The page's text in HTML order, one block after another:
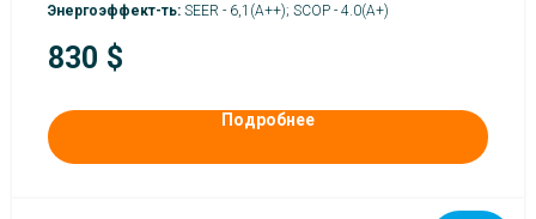
Энергоэффект-ть: SEER - 6,1(А++); SCOP - 4.0(A+)
830 $
Подробнее